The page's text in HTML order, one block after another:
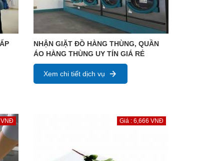
NHẬN GIẶT ĐỒ HÀNG THÙNG, QUẦN
ÁO HÀNG THÙNG UY TÍN GIÁ RẺ
Xem chi tiết dịch vụ
Giá : 6,666 VNĐ